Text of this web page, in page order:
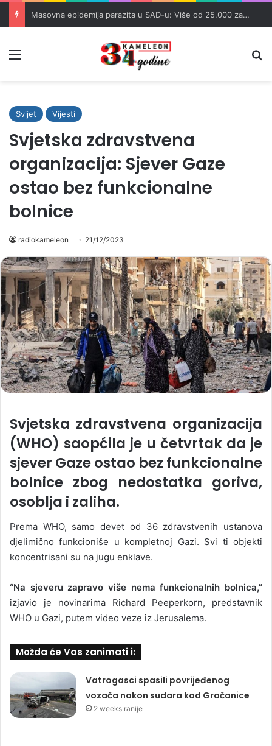
Masovna epidemija parazita u SAD-u: Više od 25.000 zaraženih
Svijet Vijesti
Svjetska zdravstvena
organizacija: Sjever Gaze
ostao bez funkcionalne
bolnice
radiokameleon 21/12/2023
Svjetska zdravstvena organizacija
(WHO) saopćila je u četvrtak da je
sjever Gaze ostao bez funkcionalne
bolnice zbog nedostatka goriva,
osoblja i zaliha.
Prema WHO, samo devet od 36 zdravstvenih ustanova
djelimično funkcioniše u kompletnoj Gazi. Svi ti objekti
koncentrisani su na jugu enklave.
“Na sjeveru zapravo više nema funkcionalnih bolnica,”
izjavio je novinarima Richard Peeperkorn, predstavnik
WHO u Gazi, putem video veze iz Jerusalema.
Možda će Vas zanimati i:
Vatrogasci spasili povrijeđenog
vozača nakon sudara kod Gračanice
2 weeks ranije